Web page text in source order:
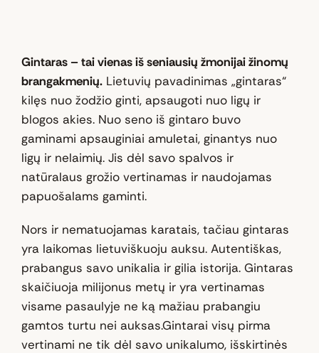
Gintaras – tai vienas iš seniausių žmonijai žinomų
brangakmenių.Lietuvių pavadinimas „gintaras“
kilęs nuo žodžio ginti, apsaugoti nuo ligų ir
blogos akies. Nuo seno iš gintaro buvo
gaminami apsauginiai amuletai, ginantys nuo
ligų ir nelaimių. Jis dėl savo spalvos ir
natūralaus grožio vertinamas ir naudojamas
papuošalams gaminti.
Nors ir nematuojamas karatais, tačiau gintaras
yra laikomas lietuviškuoju auksu. Autentiškas,
prabangus savo unikalia ir gilia istorija. Gintaras
skaičiuoja milijonus metų ir yra vertinamas
visame pasaulyje ne ką mažiau prabangiu
gamtos turtu nei auksas.Gintarai visų pirma
vertinami ne tik dėl savo unikalumo, išskirtinės